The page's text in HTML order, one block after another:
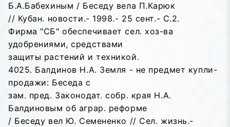
Б.А.Бабехиным / Беседу вела П.Карюк
// Кубан. новости.- 1998.- 25 сент.- С.2.
Фирма "СБ" обеспечивает сел. хоз-ва
удобрениями, средствами
защиты растений и техникой.
4025. Балдинов Н.А. Земля - не предмет купли-
продажи: Беседа с
зам. пред. Законодат. собр. края Н.А.
Балдиновым об аграр. реформе
/ Беседу вел Ю. Семененко // Сел. жизнь.-